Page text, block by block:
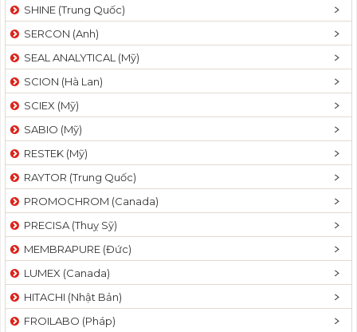
SHINE (Trung Quốc)
SERCON (Anh)
SEAL ANALYTICAL (Mỹ)
SCION (Hà Lan)
SCIEX (Mỹ)
SABIO (Mỹ)
RESTEK (Mỹ)
RAYTOR (Trung Quốc)
PROMOCHROM (Canada)
PRECISA (Thuỵ Sỹ)
MEMBRAPURE (Đức)
LUMEX (Canada)
HITACHI (Nhật Bản)
FROILABO (Pháp)